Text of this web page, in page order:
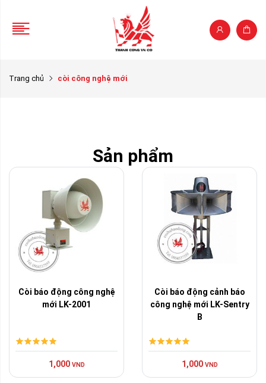
Trang chủ còi công nghệ mới
Sản phẩm
Còi báo động công nghệ
mới LK-2001
1,000 VND
Còi báo động cảnh báo
công nghệ mới LK-Sentry
B
1,000 VND